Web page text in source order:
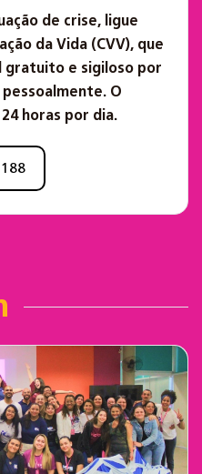
de crise, ligue
da Vida (CVV), que
gratuito e sigiloso por
O
horas por dia.